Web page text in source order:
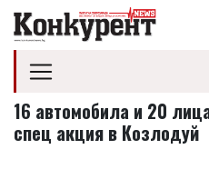
16 автомобила и 20
спец акция в Козлодуй